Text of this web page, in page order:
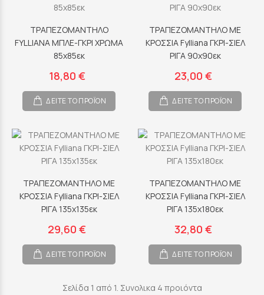
ΤΡΑΠΕΖΟΜΑΝΤΗΛΟ
FYLLIANA ΜΠΛΕ-ΓΚΡΙ ΧΡΩΜΑ
85x85εκ
18,80 €
ΔΕΙΤΕ ΤΟ ΠΡΟΪΟΝ
ΤΡΑΠΕΖΟΜΑΝΤΗΛΟ ΜΕ
ΚΡΟΣΣΙΑ Fylliana ΓΚΡΙ-ΣΙΕΛ
ΡΙΓΑ 90x90εκ
23,00 €
ΔΕΙΤΕ ΤΟ ΠΡΟΪΟΝ
ΤΡΑΠΕΖΟΜΑΝΤΗΛΟ ΜΕ
ΚΡΟΣΣΙΑ Fylliana ΓΚΡΙ-ΣΙΕΛ
ΡΙΓΑ 135x135εκ
29,60 €
ΔΕΙΤΕ ΤΟ ΠΡΟΪΟΝ
ΤΡΑΠΕΖΟΜΑΝΤΗΛΟ ΜΕ
ΚΡΟΣΣΙΑ Fylliana ΓΚΡΙ-ΣΙΕΛ
ΡΙΓΑ 135x180εκ
32,80 €
ΔΕΙΤΕ ΤΟ ΠΡΟΪΟΝ
Σελίδα 1 από 1. Συνολικα 4 προιόντα